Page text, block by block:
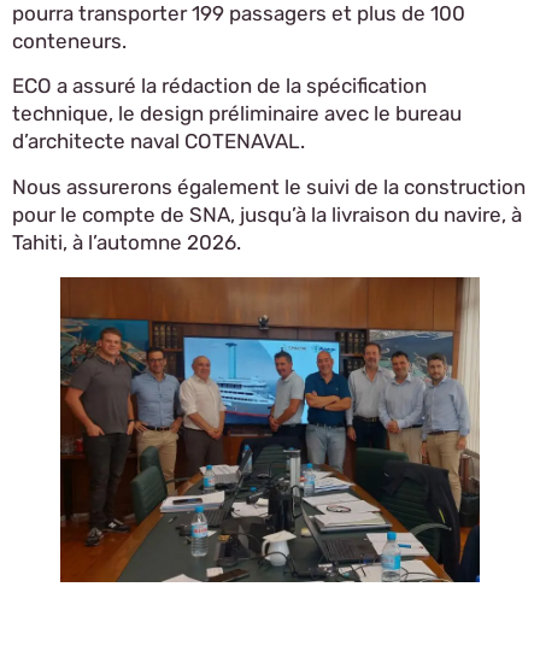
pourra transporter 199 passagers et plus de 100
conteneurs.
ECO a assuré la rédaction de la spécification
technique, le design préliminaire avec le bureau
d’architecte naval COTENAVAL.
Nous assurerons également le suivi de la construction
pour le compte de SNA, jusqu’à la livraison du navire, à
Tahiti, à l’automne 2026.